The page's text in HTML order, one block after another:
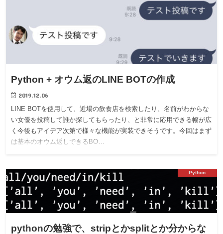
Python + オウム返のLINE BOTの作成
2019.12.06
LINE BOTを使用して、近場の飲食店を検索したり、名前がわからな
い女優を投稿して誰か探してもらったり、と非常に応用できる幅が広
く今後もアイデア次第で様々な機能が実装できそうです。今回はまず
は基本のオウム返しできるBO…
Python
pythonの勉強で、stripとかsplitとか分からな